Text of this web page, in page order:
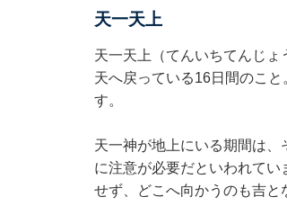
天一天上
天一天上（てんいちてんじょ
天へ戻っている16日間のこ
す。
天一神が地上にいる期間は
に注意が必要だといわれて
せず、どこへ向かうのも吉と